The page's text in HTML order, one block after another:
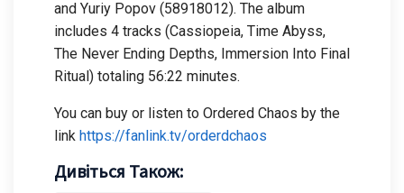
and Yuriy Popov (58918012). The album
includes 4 tracks (Cassiopeia, Time Abyss,
The Never Ending Depths, Immersion Into Final
Ritual) totaling 56:22 minutes.
You can buy or listen to Ordered Chaos by the
link https://fanlink.tv/orderdchaos
Дивіться Також: